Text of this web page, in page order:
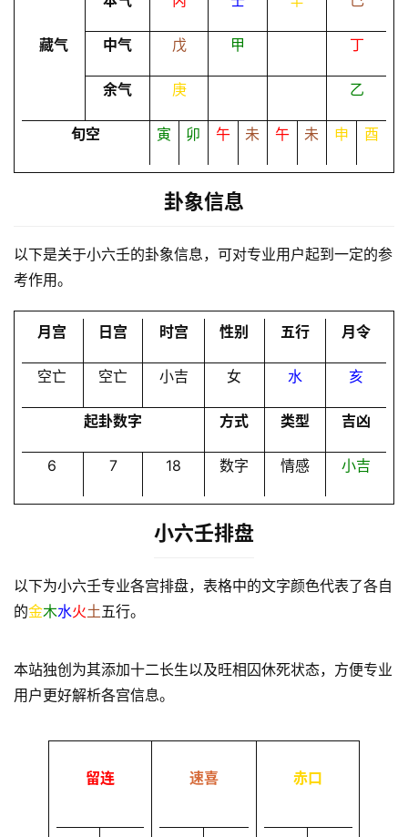
服
务
员
登录 注册
藏气 中气 戊 甲 丁
余气 庚 乙
旬空 寅 卯 午 未 午 未 申 酉
卦象信息
以下是关于小六壬的卦象信息，可对专业用户起到一定的参
考作用。
月宫 日宫 时宫 性别 五行 月令
空亡 空亡 小吉 女 水 亥
起卦数字 方式 类型 吉凶
6 7 18 数字 情感 小吉
小六壬排盘
以下为小六壬专业各宫排盘，表格中的文字颜色代表了各自
的金木水火土五行。
本站独创为其添加十二长生以及旺相囚休死状态，方便专业
用户更好解析各宫信息。
留连 速喜 赤口